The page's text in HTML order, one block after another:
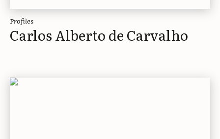
Profiles
Carlos Alberto de Carvalho